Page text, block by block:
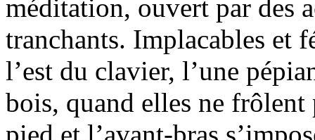
méditation, ouvert par des
tranchants. Implacables et
l’est du clavier, l’une
bois, quand elles ne frôlent